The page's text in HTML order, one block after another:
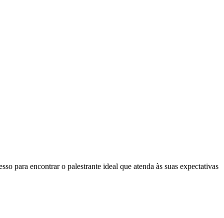
para encontrar o palestrante ideal que atenda às suas expectativas